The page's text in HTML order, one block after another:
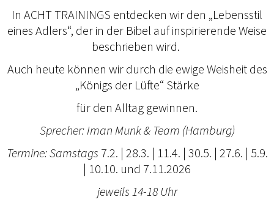
In ACHT TRAININGS entdecken wir den „Lebensstil
eines Adlers“, der in der Bibel auf inspirierende Weise
beschrieben wird.
Auch heute können wir durch die ewige Weisheit des
„Königs der Lüfte“ Stärke
für den Alltag gewinnen.
Sprecher: Iman Munk & Team (Hamburg)
Termine: Samstags 7.2. | 28.3. | 11.4. | 30.5. | 27.6. | 5.9.
| 10.10. und 7.11.2026
jeweils 14-18 Uhr